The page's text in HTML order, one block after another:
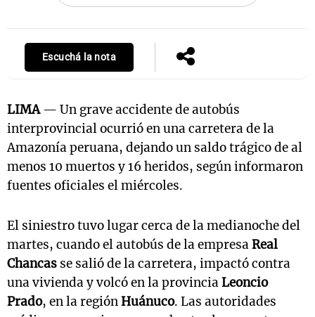
Escuchá la nota
LIMA— Un grave accidente de autobús
interprovincial ocurrió en una carretera de la
Amazonía peruana, dejando un saldo trágico de al
menos 10 muertos y 16 heridos, según informaron
fuentes oficiales el miércoles.
El siniestro tuvo lugar cerca de la medianoche del
martes, cuando el autobús de la empresaReal
Chancas se salió de la carretera, impactó contra
una vivienda y volcó en la provinciaLeoncio
Prado, en la regiónHuánuco. Las autoridades